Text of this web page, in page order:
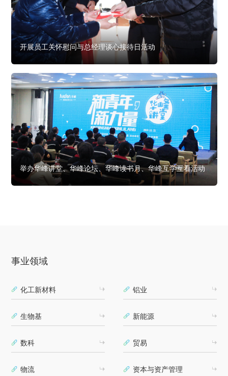
开展员工关怀慰问与总经理谈心接待日活动
举办华峰讲堂、华峰论坛、华峰读书月、华峰互学互看活动
事业领域
化工新材料 铝业
生物基 新能源
数科 贸易
物流 资本与资产管理